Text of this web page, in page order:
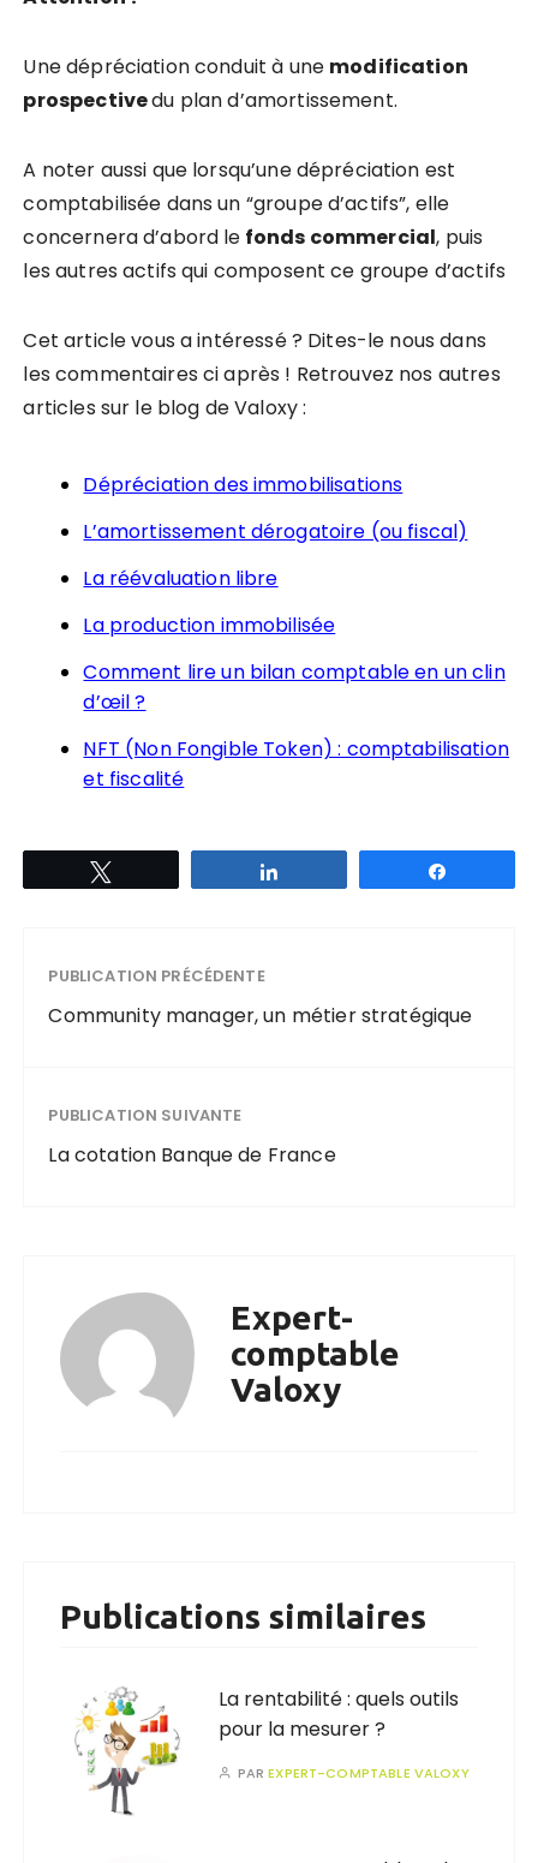
Une dépréciation conduit à une modification
prospectivedu plan d’amortissement.
A noter aussi que lorsqu’une dépréciation est
comptabilisée dans un “groupe d’actifs”, elle
concernera d’abord le fonds commercial, puis
les autres actifs qui composent ce groupe d’actifs
Cet article vous a intéressé ? Dites-le nous dans
les commentaires ci après ! Retrouvez nos autres
articles sur le blog de Valoxy :
Dépréciation des immobilisations
L’amortissement dérogatoire (ou fiscal)
La réévaluation libre
La production immobilisée
Comment lire un bilan comptable en un clin
d’œil ?
NFT (Non Fongible Token) : comptabilisation
et fiscalité
PUBLICATION PRÉCÉDENTE
Community manager, un métier stratégique
PUBLICATION SUIVANTE
La cotation Banque de France
Expert-
comptable
Valoxy
Publications similaires
La rentabilité : quels outils
pour la mesurer ?
PAREXPERT-COMPTABLE VALOXY